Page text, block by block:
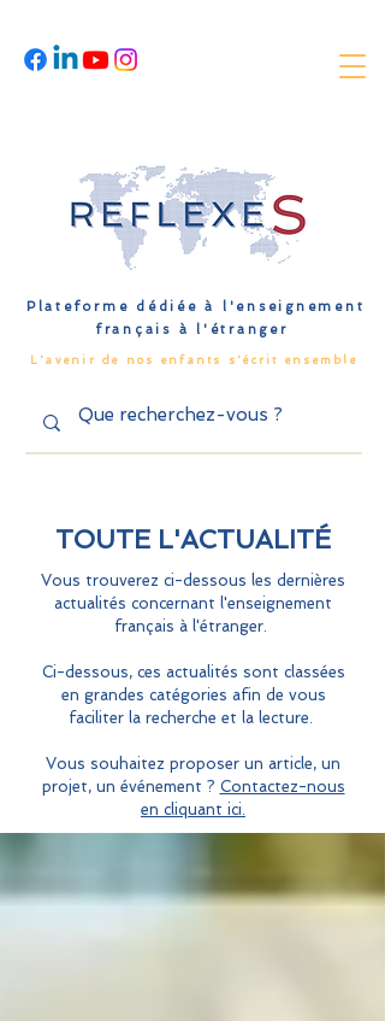
Plateforme dédiée à l'enseignement
français à l'étranger
L'avenir de nos enfants s'écrit ensemble
TOUTE L'ACTUALITÉ
Vous trouverez ci-dessous les dernières
actualités concernant l'enseignement
français à l'étranger.
Ci-dessous, ces actualités sont classées
en grandes catégories afin de vous
faciliter la recherche et la lecture.
Vous souhaitez proposer un article, un
projet, un événement ? Contactez-nous
en cliquant ici.